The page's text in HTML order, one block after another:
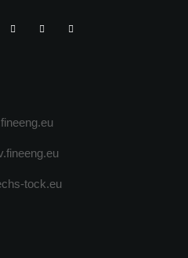
tock.eu